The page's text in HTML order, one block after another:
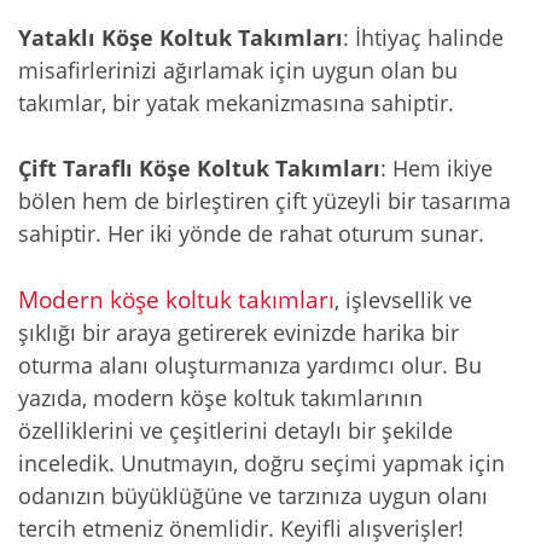
Yataklı Köşe Koltuk Takımları: İhtiyaç halinde
misafirlerinizi ağırlamak için uygun olan bu
takımlar, bir yatak mekanizmasına sahiptir.
Çift Taraflı Köşe Koltuk Takımları: Hem ikiye
bölen hem de birleştiren çift yüzeyli bir tasarıma
sahiptir. Her iki yönde de rahat oturum sunar.
Modern köşe koltuk takımları, işlevsellik ve
şıklığı bir araya getirerek evinizde harika bir
oturma alanı oluşturmanıza yardımcı olur. Bu
yazıda, modern köşe koltuk takımlarının
özelliklerini ve çeşitlerini detaylı bir şekilde
inceledik. Unutmayın, doğru seçimi yapmak için
odanızın büyüklüğüne ve tarzınıza uygun olanı
tercih etmeniz önemlidir. Keyifli alışverişler!